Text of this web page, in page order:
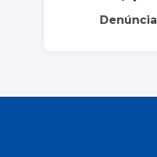
Denúncia